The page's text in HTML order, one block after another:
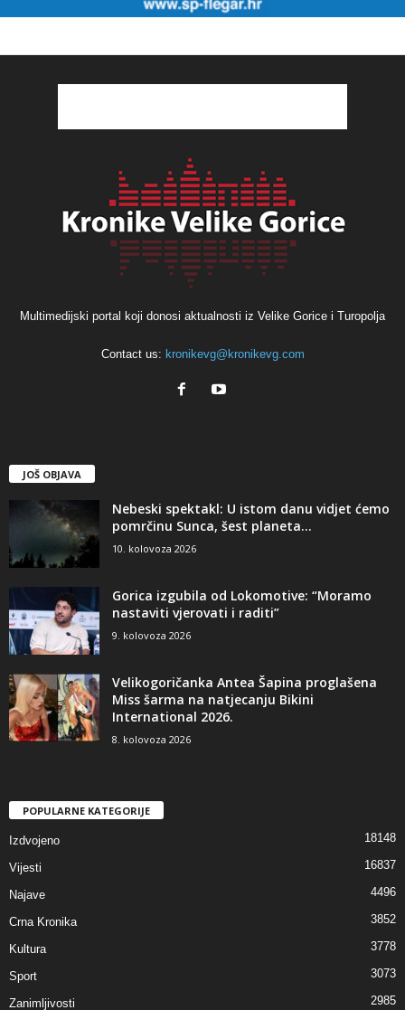
Multimedijski portal koji donosi aktualnosti iz Velike Gorice i Turopolja
Contact us: kronikevg@kronikevg.com
JOŠ OBJAVA
Nebeski spektakl: U istom danu vidjet ćemo
pomrčinu Sunca, šest planeta...
10. kolovoza 2026
Gorica izgubila od Lokomotive: “Moramo
nastaviti vjerovati i raditi”
9. kolovoza 2026
Velikogoričanka Antea Šapina proglašena
Miss šarma na natjecanju Bikini
International 2026.
8. kolovoza 2026
POPULARNE KATEGORIJE
Izdvojeno 18148
Vijesti 16837
Najave 4496
Crna Kronika 3852
Kultura 3778
Sport 3073
Zanimljivosti 2985